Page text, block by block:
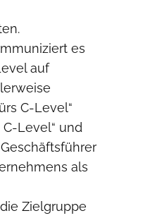
es
auf
C-Level“
Level“ und
als
Zielgruppe